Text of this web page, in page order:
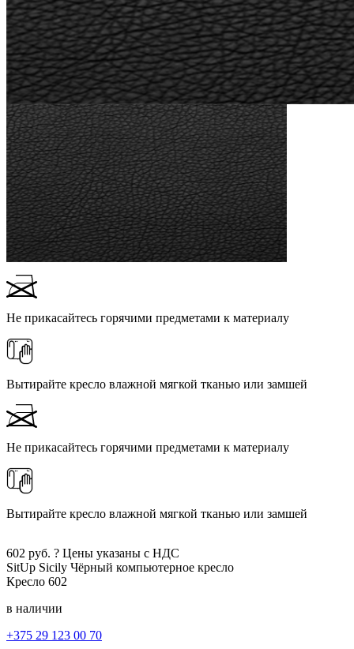
Не прикасайтесь горячими предметами к материалу
Вытирайте кресло влажной мягкой тканью или замшей
Не прикасайтесь горячими предметами к материалу
Вытирайте кресло влажной мягкой тканью или замшей
602 руб. ? Цены указаны с НДС
SitUp Sicily Чёрный компьютерное кресло
Кресло 602
в наличии
+375 29 123 00 70